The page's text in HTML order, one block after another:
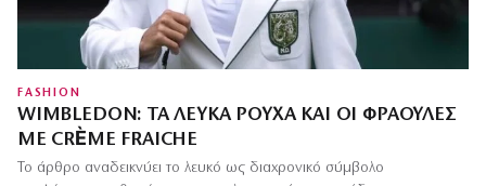
FASHION
WIMBLEDON: ΤΑ ΛΕΥΚΆ ΡΟΎΧΑ ΚΑΙ ΟΙ ΦΡΆΟΥΛΕΣ
ΜΕ CRÈME FRAICHE
Το άρθρο αναδεικνύει το λευκό ως διαχρονικό σύμβολο